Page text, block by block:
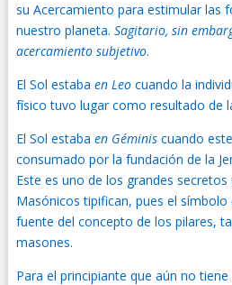
su Acercamiento para estimular las
nuestro planeta. Sagitario, sin
acercamiento subjetivo.
El Sol estaba en Leocuando la
físico tuvo lugar como resultado de
El Sol estaba en Géminiscuando
consumado por la fundación de la
Este es uno de los grandes secretos
Masónicos tipifican, pues el símbolo
fuente del concepto de los pilares,
masones.
Para el principiante que aún no